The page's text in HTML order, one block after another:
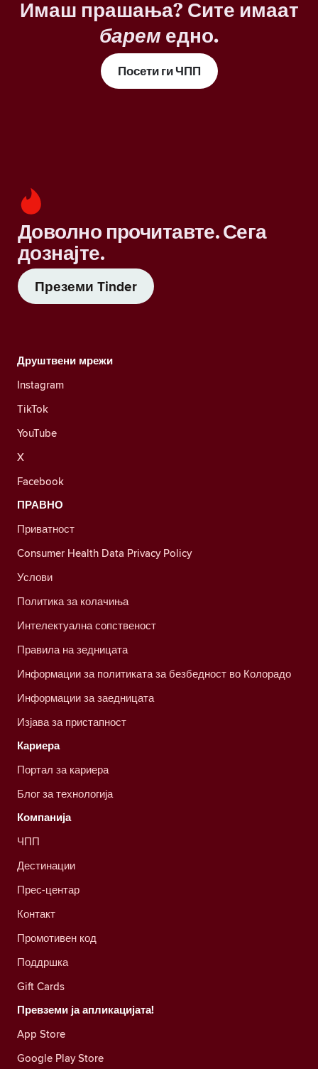
Имаш прашања? Сите имаат
барем едно.
Посети ги ЧПП
Доволно прочитавте. Сега
дознајте.
Преземи Tinder
Друштвени мрежи
Instagram
TikTok
YouTube
X
Facebook
ПРАВНО
Приватност
Consumer Health Data Privacy Policy
Услови
Политика за колачиња
Интелектуална сопственост
Правила на зедницата
Информации за политиката за безбедност во Колорадо
Информации за заедницата
Изјава за пристапност
Кариера
Портал за кариера
Блог за технологија
Компанија
ЧПП
Дестинации
Прес-центар
Контакт
Промотивен код
Поддршка
Gift Cards
Превземи ја апликацијата!
App Store
Google Play Store